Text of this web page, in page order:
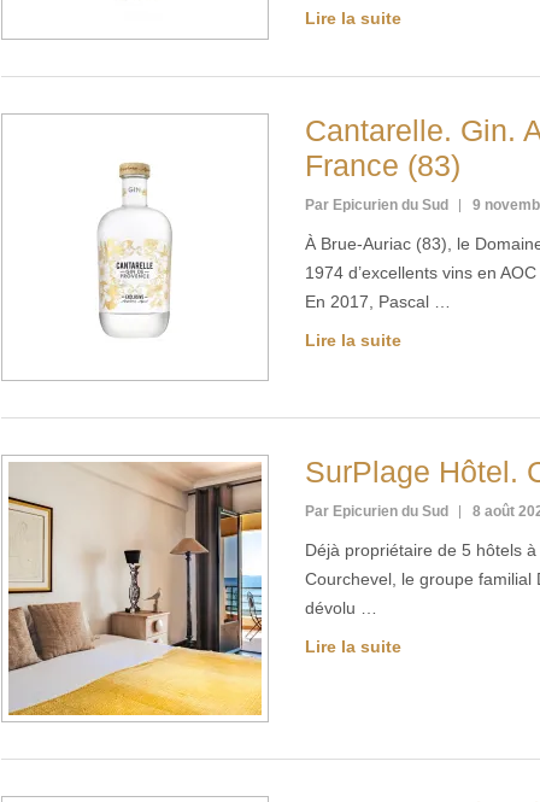
Lire la suite
Cantarelle. Gin.
France (83)
Par Epicurien du Sud 9
À Brue-Auriac (83), le
1974 d’excellents vins en
En 2017, Pascal …
Lire la suite
SurPlage Hôtel.
Par Epicurien du Sud 8 août
Déjà propriétaire de 5 hôtels
Courchevel, le groupe familial
dévolu …
Lire la suite